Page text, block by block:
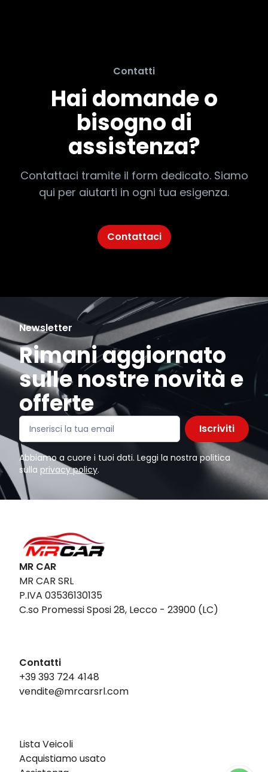
Contatti
Hai domande o
bisogno di
assistenza?
Contattaci tramite il form dedicato. Siamo
qui per aiutarti in ogni tua esigenza.
Contattaci
Newsletter
Rimani aggiornato
sulle nostre novità e
offerte
Iscriviti
Abbiamo a cuore i tuoi dati. Leggi la nostra politica
sulla privacy policy.
MR CAR
MR CAR SRL
P.IVA 03536130135
C.so Promessi Sposi 28, Lecco - 23900 (LC)
Contatti
+39 393 724 4148
vendite@mrcarsrl.com
Lista Veicoli
Acquistiamo usato